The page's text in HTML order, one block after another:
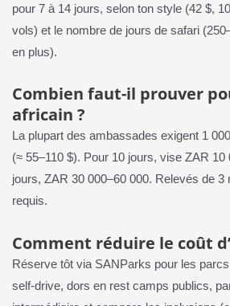
pour 7 à 14 jours, selon ton style (42 $,
vols) et le nombre de jours de safari
en plus).
Combien faut-il prouver
africain ?
La plupart des ambassades exigent 1
(≈ 55–110 $). Pour 10 jours, vise ZAR 10
jours, ZAR 30 000–60 000. Relevés de 3
requis.
Comment réduire le coût
Réserve tôt via SANParks pour les
self-drive, dors en rest camps publics,